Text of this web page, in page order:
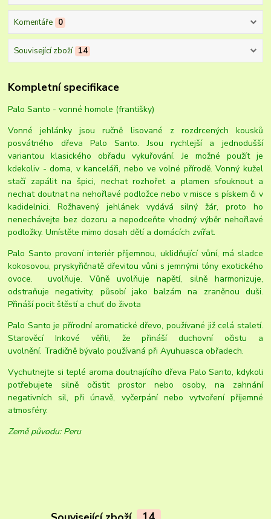
Komentáře 0
Související zboží 14
Kompletní specifikace
Palo Santo - vonné homole (františky)
Vonné jehlánky jsou ručně lisované z rozdrcených kousků
posvátného dřeva Palo Santo. Jsou rychlejší a jednodušší
variantou klasického obřadu vykuřování. Je možné použít je
kdekoliv - doma, v kanceláři, nebo ve volné přírodě. Vonný kužel
stačí zapálit na špici, nechat rozhořet a plamen sfouknout a
nechat doutnat na nehořlavé podložce nebo v misce s pískem či v
kadidelnici. Rožhavený jehlánek vydává silný žár, proto ho
nenechávejte bez dozoru a nepodceňte vhodný výběr nehořlavé
podložky. Umístěte mimo dosah dětí a domácích zvířat.
Palo Santo provoní interiér příjemnou, uklidňující vůní, má sladce
kokosovou, pryskyřičnatě dřevitou vůni s jemnými tóny exotického
ovoce. uvolňuje. Vůně uvolňuje napětí, silně harmonizuje,
odstraňuje negativity, působí jako balzám na zraněnou duši.
Přináší pocit štěstí a chuť do života
Palo Santo je přírodní aromatické dřevo, používané již celá staletí.
Starověcí Inkové věřili, že přináší duchovní očistu a
uvolnění. Tradičně bývalo používaná při Ayuhuasca obřadech.
Vychutnejte si teplé aroma doutnajícího dřeva Palo Santo, kdykoli
potřebujete silně očistit prostor nebo osoby, na zahnání
negativních sil, při únavě, vyčerpání nebo vytvoření příjemné
atmosféry.
Země původu: Peru